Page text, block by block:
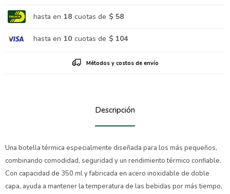
hasta en 18 cuotas de $ 58
hasta en 10 cuotas de $ 104
Métodos y costos de envío
Descripción
Una botella térmica especialmente diseñada para los más pequeños,
combinando comodidad, seguridad y un rendimiento térmico confiable.
Con capacidad de 350 ml y fabricada en acero inoxidable de doble
capa, ayuda a mantener la temperatura de las bebidas por más tiempo,